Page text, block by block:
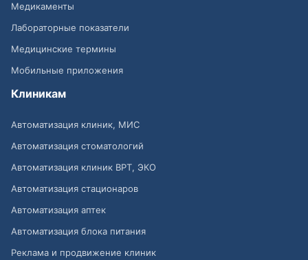
Медикаменты
Лабораторные показатели
Медицинские термины
Мобильные приложения
Клиникам
Автоматизация клиник, МИС
Автоматизация стоматологий
Автоматизация клиник ВРТ, ЭКО
Автоматизация стационаров
Автоматизация аптек
Автоматизация блока питания
Реклама и продвижение клиник